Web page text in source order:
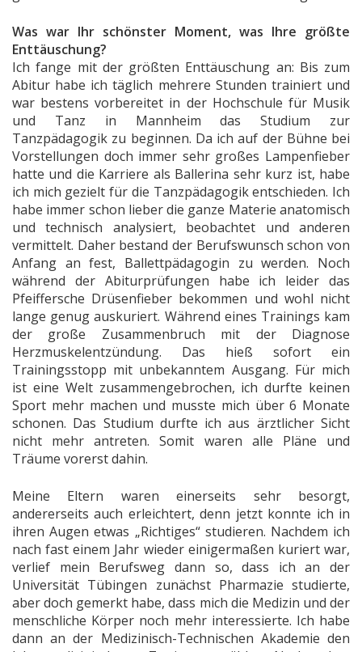
Was war Ihr schönster Moment, was Ihre größte
Enttäuschung?
Ich fange mit der größten Enttäuschung an: Bis zum
Abitur habe ich täglich mehrere Stunden trainiert und
war bestens vorbereitet in der Hochschule für Musik
und Tanz in Mannheim das Studium zur
Tanzpädagogik zu beginnen. Da ich auf der Bühne bei
Vorstellungen doch immer sehr großes Lampenfieber
hatte und die Karriere als Ballerina sehr kurz ist, habe
ich mich gezielt für die Tanzpädagogik entschieden. Ich
habe immer schon lieber die ganze Materie anatomisch
und technisch analysiert, beobachtet und anderen
vermittelt. Daher bestand der Berufswunsch schon von
Anfang an fest, Ballettpädagogin zu werden. Noch
während der Abiturprüfungen habe ich leider das
Pfeiffersche Drüsenfieber bekommen und wohl nicht
lange genug auskuriert. Während eines Trainings kam
der große Zusammenbruch mit der Diagnose
Herzmuskelentzündung. Das hieß sofort ein
Trainingsstopp mit unbekanntem Ausgang. Für mich
ist eine Welt zusammengebrochen, ich durfte keinen
Sport mehr machen und musste mich über 6 Monate
schonen. Das Studium durfte ich aus ärztlicher Sicht
nicht mehr antreten. Somit waren alle Pläne und
Träume vorerst dahin.
Meine Eltern waren einerseits sehr besorgt,
andererseits auch erleichtert, denn jetzt konnte ich in
ihren Augen etwas „Richtiges“ studieren. Nachdem ich
nach fast einem Jahr wieder einigermaßen kuriert war,
verlief mein Berufsweg dann so, dass ich an der
Universität Tübingen zunächst Pharmazie studierte,
aber doch gemerkt habe, dass mich die Medizin und der
menschliche Körper noch mehr interessierte. Ich habe
dann an der Medizinisch-Technischen Akademie den